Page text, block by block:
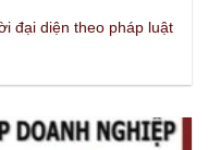
đại diện theo pháp luật